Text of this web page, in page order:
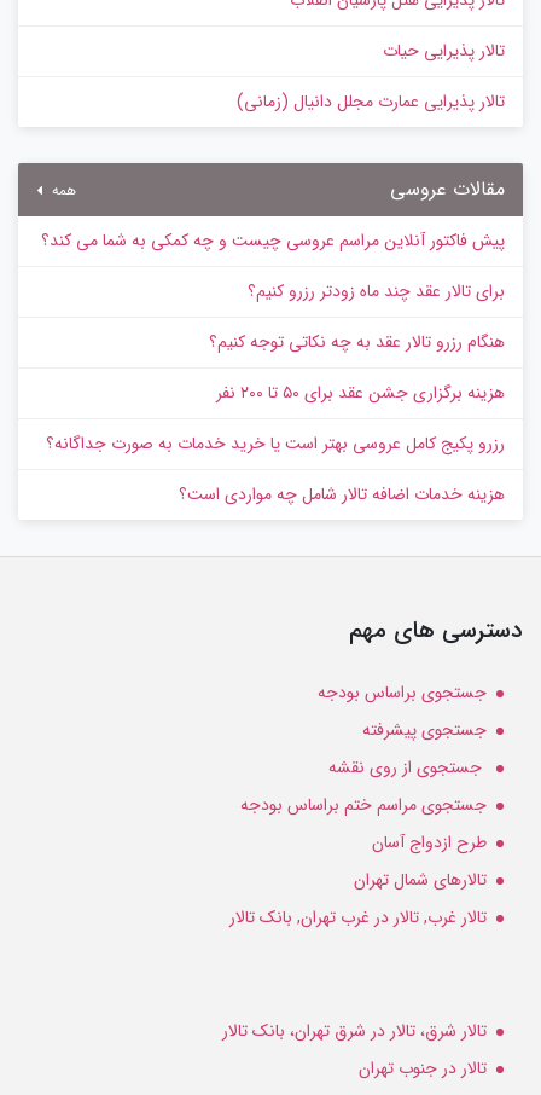
تالار پذیرایی حیات
تالار پذیرایی عمارت مجلل دانیال (زمانی)
مقالات عروسی همه
پیش‌ فاکتور آنلاین مراسم عروسی چیست و چه کمکی به شما می کند؟
برای تالار عقد چند ماه زودتر رزرو کنیم؟
هنگام رزرو تالار عقد به چه نکاتی توجه کنیم؟
هزینه برگزاری جشن عقد برای ۵۰ تا ۲۰۰ نفر
رزرو پکیج کامل عروسی بهتر است یا خرید خدمات به‌ صورت جداگانه؟
هزینه خدمات اضافه تالار شامل چه مواردی است؟
دسترسی های مهم
جستجوی براساس بودجه
جستجوی پیشرفته
جستجوی از روی نقشه
جستجوی مراسم ختم براساس بودجه
طرح ازدواج آسان
تالارهای شمال تهران
تالار غرب, تالار در غرب تهران, بانک تالار
تالار شرق، تالار در شرق تهران، بانک تالار
تالار در جنوب تهران